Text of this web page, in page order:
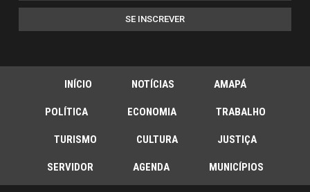
SE INSCREVER
INÍCIO NOTÍCIAS AMAPÁ
POLÍTICA ECONOMIA TRABALHO
TURISMO CULTURA JUSTIÇA
SERVIDOR AGENDA MUNICÍPIOS